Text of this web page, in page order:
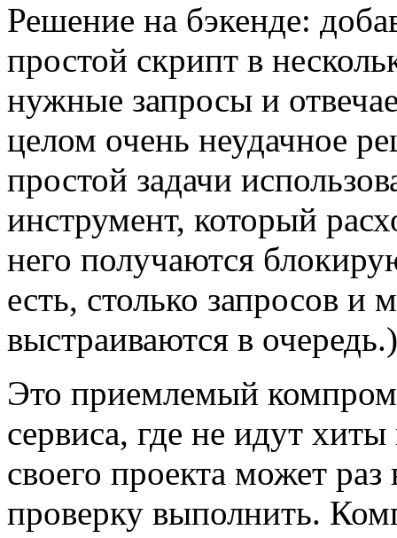
Решение на бэкенде:
простой скрипт в
нужные запросы и
целом очень неудачное
простой задачи
инструмент, который
него получаются
есть, столько запросов и
выстраиваются в очередь.)
Это приемлемый
сервиса, где не идут
своего проекта может
проверку выполнить.